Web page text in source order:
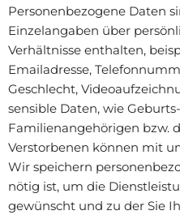
Personenbezogene Daten
Einzelangaben über
Verhältnisse enthalten,
Emailadresse,
Geschlecht,
sensible Daten, wie
Familienangehörigen bzw.
Verstorbenen können mit
Wir speichern
nötig ist, um die
gewünscht und zu der Sie